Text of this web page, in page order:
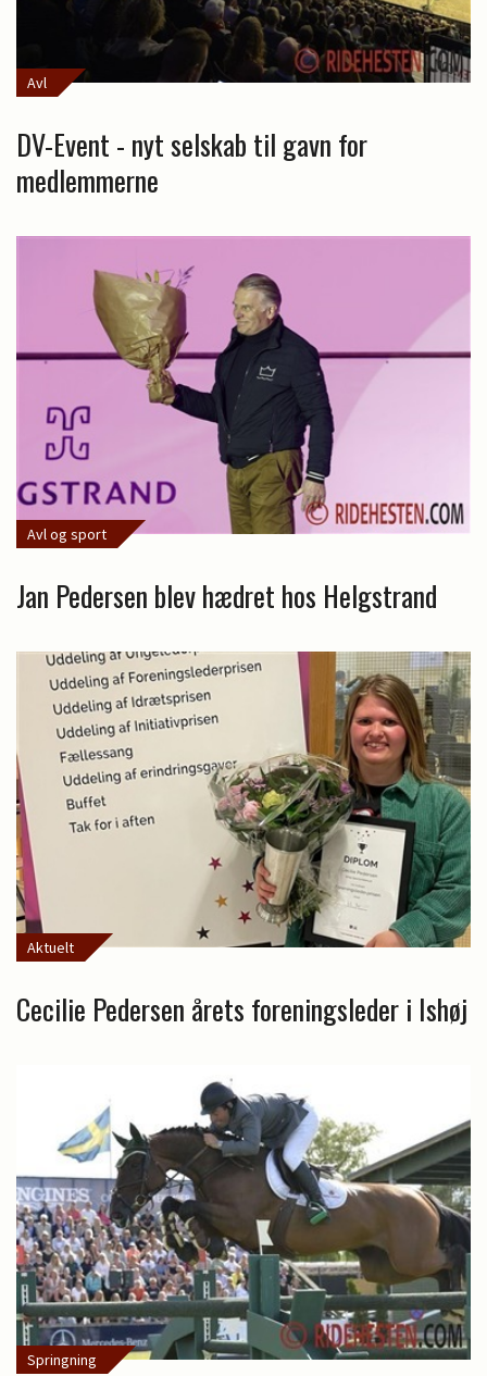
Avl
DV-Event - nyt selskab til gavn for
medlemmerne
Avl og sport
Jan Pedersen blev hædret hos Helgstrand
Aktuelt
Cecilie Pedersen årets foreningsleder i Ishøj
Springning